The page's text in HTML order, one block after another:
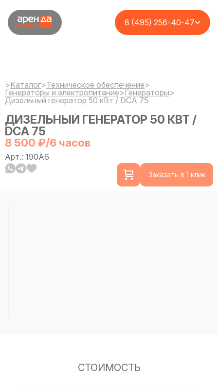
8 (495) 256-40-47
>Каталог>Техническое обеспечение>
Генераторы и электропитание>Генераторы>
Дизельный генератор 50 кВт / DCA 75
ДИЗЕЛЬНЫЙ ГЕНЕРАТОР 50 КВТ /
DCA 75
8 500 ₽/6 часов
Арт.: 190A6
Заказать в 1 клик
СТОИМОСТЬ